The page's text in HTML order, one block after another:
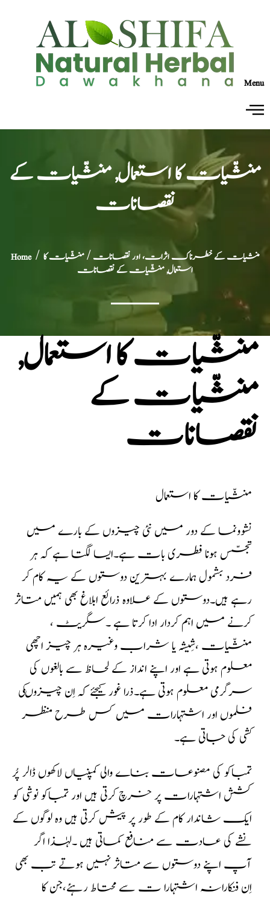
Menu
منشّیات کا استعمال, منشّیات کے
نقصانات
Home/ منشیات کے خطرناک اثرات، اور نقصانات / منشّیات کا
استعمال, منشّیات کے نقصانات
منشّیات کا استعمال,
منشّیات کے
نقصانات
منشّیات کا استعمال
نشوونما کے دور میں نئی چیزوں کے بارے میں
تجسّس ہونا فطری بات ہے۔ایسا لگتا ہے کہ ہر
فرد بشمول ہمارے بہترین دوستوں کے یہ کام کر
رہے ہیں۔دوستوں کے علاوہ ذرائع ابلاغ بھی ہمیں متاثر
کرنے میں اہم کردار ادا کرتا ہے ۔سگریٹ ،
منشّیات ،شِیشہ یا شراب وغیرہ ہر چیز اچھی
معلوم ہوتی ہے اور اپنے انداز کے لحاظ سے بالغوں کی
سرگرمی معلوم ہوتی ہے۔ذرا غور کیجئے کہ اِن چیزوںکی
فلموں اور اشتہارات میں کس طرح منظر
کشی کی جاتی ہے۔
تمباکو کی مصنوعات بناے والی کمپنیاں لاکھوں ڈالر پُر
کشش اشتہارات پر خرچ کرتی ہیں اور تمباکو نوشی کو
ایک شاندار کام کے طور پر پیش کرتی ہیں وہ لوگوں کے
نشے کی عادت سے منافع کماتی ہیں ۔لہٰذا اگر
آپ اپنے دوستوں سے متاثر نہیں ہوتے تب بھی
اِن فنکارانہ اشتہارا ت سے محتاط رہئے،جن کا